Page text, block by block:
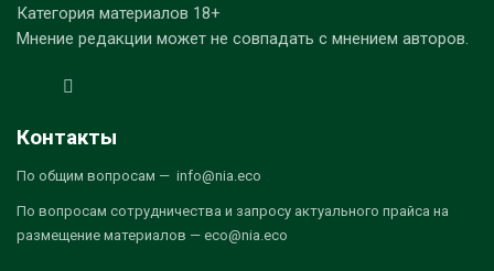
Категория материалов 18+
Мнение редакции может не совпадать с мнением авторов.
Контакты
По общим вопросам — info@nia.eco
По вопросам сотрудничества и запросу актуального прайса на
размещение материалов — eco@nia.eco